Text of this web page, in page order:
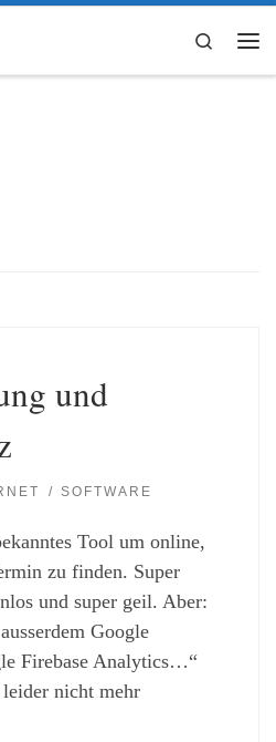
Search
und
SOFTWARE
Tool um online,
zu finden. Super
und super geil. Aber:
Google
Firebase Analytics…“
nicht mehr